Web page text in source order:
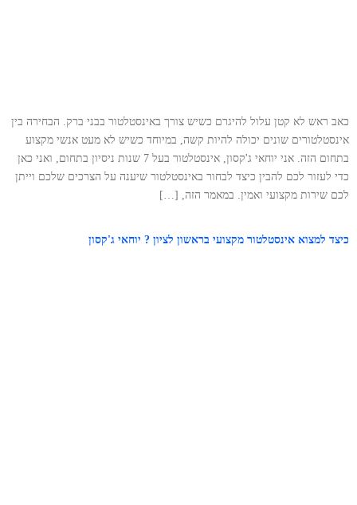
כאב ראש לא קטן עלול להיגרם כשיש צורך באינסטלטור בבני ברק. הבחירה בין
אינסטלטורים שונים יכולה להיות קשה, במיוחד כשיש לא מעט אנשי מקצוע
בתחום הזה. אני יוחאי ג'קסון, אינסטלטור בעל 7 שנות ניסיון בתחום, ואני כאן
כדי לעזור לכם להבין כיצד לבחור באינסטלטור שיענה על הצרכים שלכם וייתן
לכם שירות מקצועי ואמין. במאמר הזה, […]
כיצד למצוא אינסטלטור מקצועי בראשון לציון ? יוחאי ג'קסון